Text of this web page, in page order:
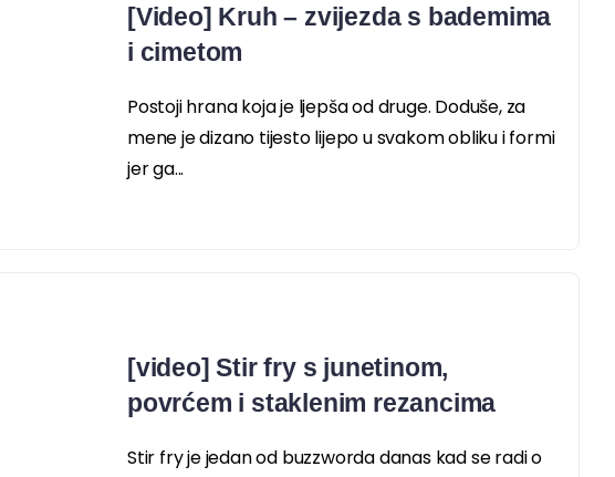
[Video] Kruh – zvijezda s bademima
i cimetom
Postoji hrana koja je ljepša od druge. Doduše, za
mene je dizano tijesto lijepo u svakom obliku i formi
jer ga...
[video] Stir fry s junetinom,
povrćem i staklenim rezancima
Stir fry je jedan od buzzworda danas kad se radi o